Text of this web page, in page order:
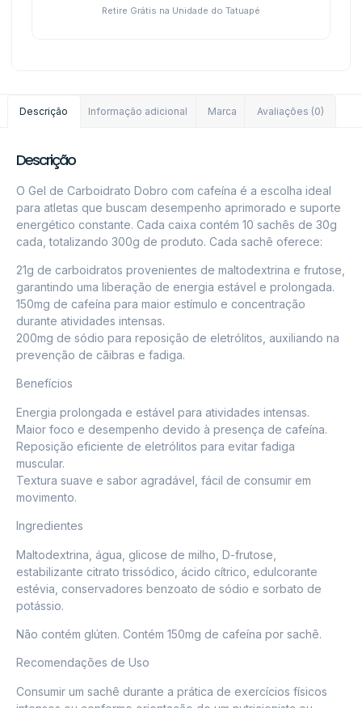
Retire Grátis na Unidade do Tatuapé
Descrição Informação adicional Marca Avaliações (0)
Descrição
O Gel de Carboidrato Dobro com cafeína é a escolha ideal
para atletas que buscam desempenho aprimorado e suporte
energético constante. Cada caixa contém 10 sachês de 30g
cada, totalizando 300g de produto. Cada sachê oferece:
21g de carboidratos provenientes de maltodextrina e frutose,
garantindo uma liberação de energia estável e prolongada.
150mg de cafeína para maior estímulo e concentração
durante atividades intensas.
200mg de sódio para reposição de eletrólitos, auxiliando na
prevenção de cãibras e fadiga.
Benefícios
Energia prolongada e estável para atividades intensas.
Maior foco e desempenho devido à presença de cafeína.
Reposição eficiente de eletrólitos para evitar fadiga
muscular.
Textura suave e sabor agradável, fácil de consumir em
movimento.
Ingredientes
Maltodextrina, água, glicose de milho, D-frutose,
estabilizante citrato trissódico, ácido cítrico, edulcorante
estévia, conservadores benzoato de sódio e sorbato de
potássio.
Não contém glúten. Contém 150mg de cafeína por sachê.
Recomendações de Uso
Consumir um sachê durante a prática de exercícios físicos